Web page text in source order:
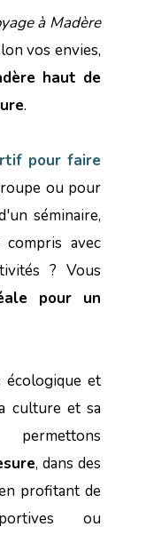
à Madère
vos envies,
haut de
.
pour faire
ou pour
séminaire,
avec
? Vous
pour un
écologique et
culture et sa
, dans des
profitant de
ou